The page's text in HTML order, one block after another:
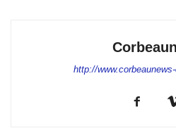
http://